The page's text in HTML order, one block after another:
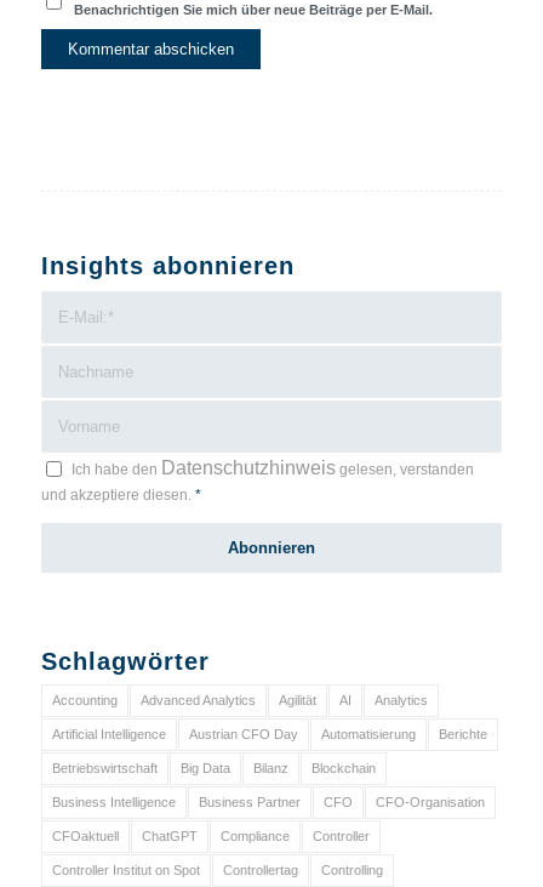
Benachrichtigen Sie mich über neue Beiträge per E-Mail.
Insights abonnieren
Ich habe den Datenschutzhinweisgelesen, verstanden
und akzeptiere diesen. *
Schlagwörter
Accounting Advanced Analytics Agilität AI Analytics
Artificial Intelligence Austrian CFO Day Automatisierung Berichte
Betriebswirtschaft Big Data Bilanz Blockchain
Business Intelligence Business Partner CFO CFO-Organisation
CFOaktuell ChatGPT Compliance Controller
Controller Institut on Spot Controllertag Controlling